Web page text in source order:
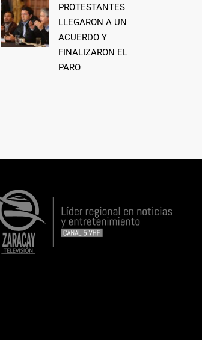
PROTESTANTES
LLEGARON A UN
ACUERDO Y
FINALIZARON EL
PARO